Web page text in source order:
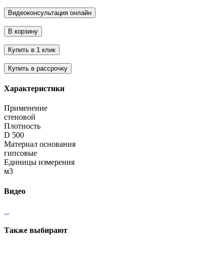
Характеристики
Применение
стеновой
Плотность
D 500
Материал основания
гипсовые
Единицы измерения
м3
Видео
Также выбирают